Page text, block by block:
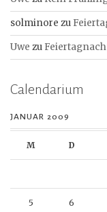
solminore zu
Uwe zu
Calendarium
JANUAR 2009
M D
5 6